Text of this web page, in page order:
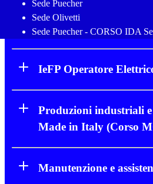
Sede Puecher
Sede Olivetti
Sede Puecher - CORSO IDA
IeFP Operatore
Produzioni industriali
Made in Italy (Corso
Manutenzione e